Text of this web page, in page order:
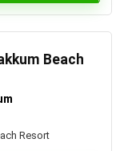
Beach
Resort